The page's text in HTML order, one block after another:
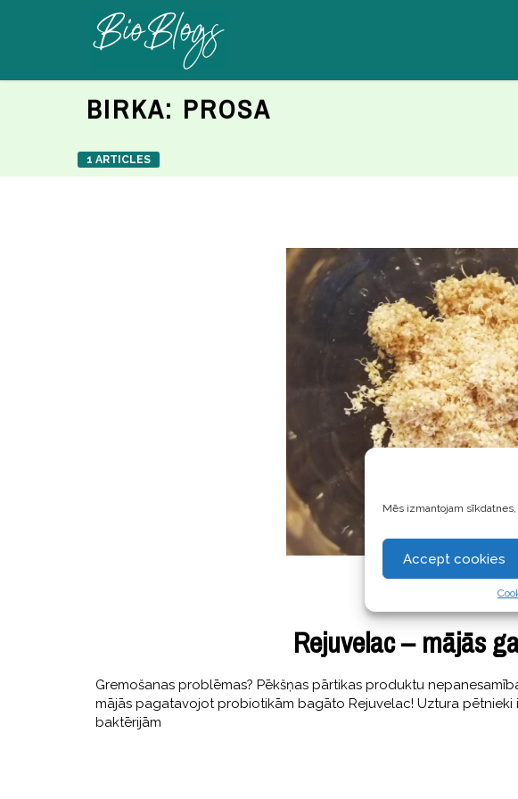
Mēs izmantojam
Accept cookies
BIRKA: PROSA
1 ARTICLES
Rejuvelac – mājās
Gremošanas problēmas? Pēkšņas pārtikas produktu
mājās pagatavojot probiotikām bagāto Rejuvelac! Uztura pētnieki
baktērijām